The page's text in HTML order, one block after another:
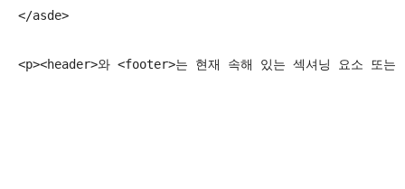
</asde>
<p><header>와 <footer>는 현재 속해 있는 섹셔닝 요소 또